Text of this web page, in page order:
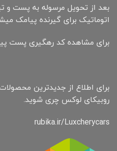
بعد از تحویل مرسوله به پست
اتوماتیک برای گیرنده پیامک
برای مشاهده کد رهگیری پست
برای اطلاع از جدیدترین
روبیکای لوکس چری شوید.
rubika.ir/Luxcherycars